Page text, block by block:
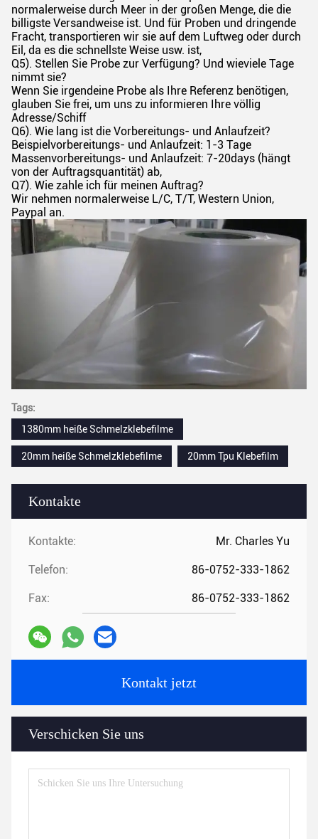
Kontakte
Kontakte: Mr. Charles Yu
Telefon: 86-0752-333-1862
Fax: 86-0752-333-1862
Kontakt jetzt
Verschicken Sie uns
normalerweise durch Meer in der großen Menge, die die
billigste Versandweise ist. Und für Proben und dringende
Fracht, transportieren wir sie auf dem Luftweg oder durch
Eil, da es die schnellste Weise usw. ist,
Q5). Stellen Sie Probe zur Verfügung? Und wieviele Tage
nimmt sie?
Wenn Sie irgendeine Probe als Ihre Referenz benötigen,
glauben Sie frei, um uns zu informieren Ihre völlig
Adresse/Schiff
Q6). Wie lang ist die Vorbereitungs- und Anlaufzeit?
Beispielvorbereitungs- und Anlaufzeit: 1-3 Tage
Massenvorbereitungs- und Anlaufzeit: 7-20days (hängt
von der Auftragsquantität) ab,
Q7). Wie zahle ich für meinen Auftrag?
Wir nehmen normalerweise L/C, T/T, Western Union,
Paypal an.
Tags:
1380mm heiße Schmelzklebefilme
20mm heiße Schmelzklebefilme 20mm Tpu Klebefilm